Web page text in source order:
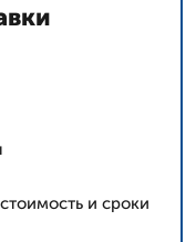
и сроки